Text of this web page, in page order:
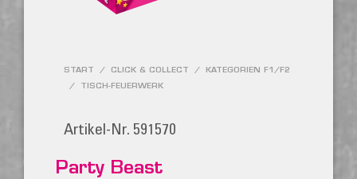
START / CLICK & COLLECT /
KATEGORIEN F1/F2
/
TISCH-FEUERWERK
Artikel-Nr. 591570
Party Beast